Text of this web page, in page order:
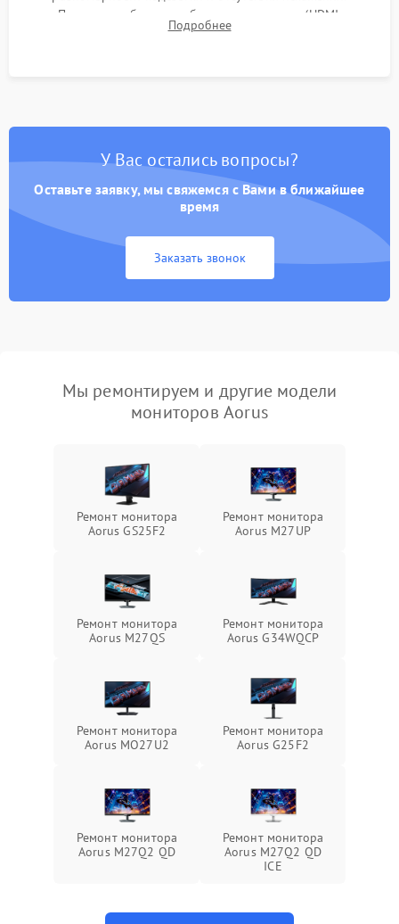
Проверка работоспособности всех портов (HDMI,
DisplayPort, VGA) и кнопок управления под нагрузкой в
Подробнее
У Вас остались вопросы?
Оставьте заявку, мы свяжемся с Вами в ближайшее
время
Заказать звонок
Мы ремонтируем и другие модели
мониторов Aorus
Ремонт монитора
Aorus GS25F2
Ремонт монитора
Aorus M27UP
Ремонт монитора
Aorus M27QS
Ремонт монитора
Aorus G34WQCP
Ремонт монитора
Aorus MO27U2
Ремонт монитора
Aorus G25F2
Ремонт монитора
Aorus M27Q2 QD
Ремонт монитора
Aorus M27Q2 QD
ICE